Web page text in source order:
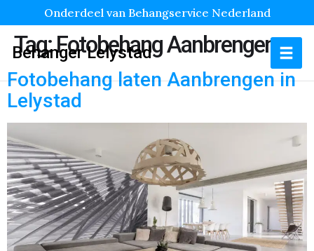
Onderdeel van Behangservice Nederland
Behanger Lelystad
Tag:Fotobehang Aanbrengen
Fotobehang laten Aanbrengen in
Lelystad